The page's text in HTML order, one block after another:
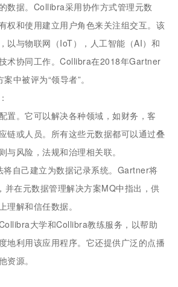
数据。Collibra采用协作方式管理元数
权和使用建立用户角色来关注组交互。该
以与物联网（IoT），人工智能（AI）和
术协同工作。Collibra在2018年Gartner
中被评为“领导者”。
置。它可以解决各种领域，如财务，客
链或人员。所有这些元数据都可以通过叠
与风险，法规和治理相关联。
自己建立为数据记录系统。Gartner将
并在元数据管理解决方案MQ中指出，供
理解和信任数据。
大学和Collibra教练服务，以帮助
地利用该应用程序。它还提供广泛的点播
资源。